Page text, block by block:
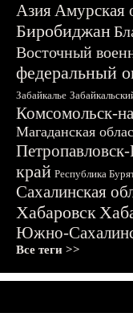
АзияАмурская
Биробиджан
Восточный
федеральный
Забайкалье
Комсомольск-
Магаданская
край Республика
Сахалинская
Хабаровск
Южно-
Все теги >>